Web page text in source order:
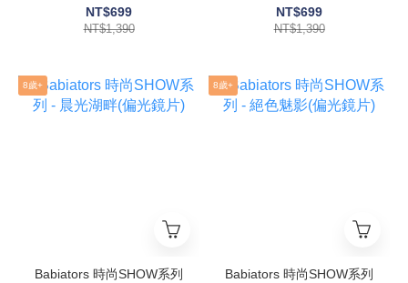
NT$699
NT$1,390
NT$699
NT$1,390
8歲+
Babiators 時尚SHOW系列
8歲+
Babiators 時尚SHOW系列